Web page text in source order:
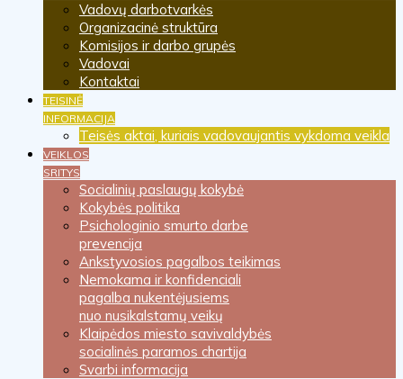
Vadovų darbotvarkės
Organizacinė struktūra
Komisijos ir darbo grupės
Vadovai
Kontaktai
TEISINĖ
INFORMACIJA
Teisės aktai, kuriais vadovaujantis vykdoma veikla
VEIKLOS
SRITYS
Socialinių paslaugų kokybė
Kokybės politika
Psichologinio smurto darbe
prevencija
Ankstyvosios pagalbos teikimas
Nemokama ir konfidenciali
pagalba nukentėjusiems
nuo nusikalstamų veikų
Klaipėdos miesto savivaldybės
socialinės paramos chartija
Svarbi informacija